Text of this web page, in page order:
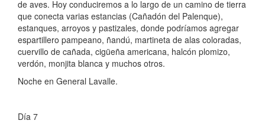
de aves. Hoy conduciremos a lo largo de un camino de tierra
que conecta varias estancias (Cañadón del Palenque),
estanques, arroyos y pastizales, donde podríamos agregar
espartillero pampeano, ñandú, martineta de alas coloradas,
cuervillo de cañada, cigüeña americana, halcón plomizo,
verdón, monjita blanca y muchos otros.
Noche en General Lavalle.
Día 7